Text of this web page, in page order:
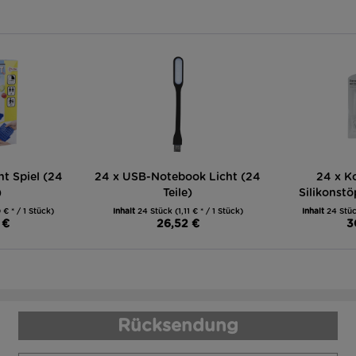
Spiel (24
€ * / 1 Stück)
€
24 x USB-Notebook Licht (24
Teile)
Inhalt 24 Stück (1,11 € * / 1 Stück)
26,52 €
24 x
Inhalt24
Rücksendung